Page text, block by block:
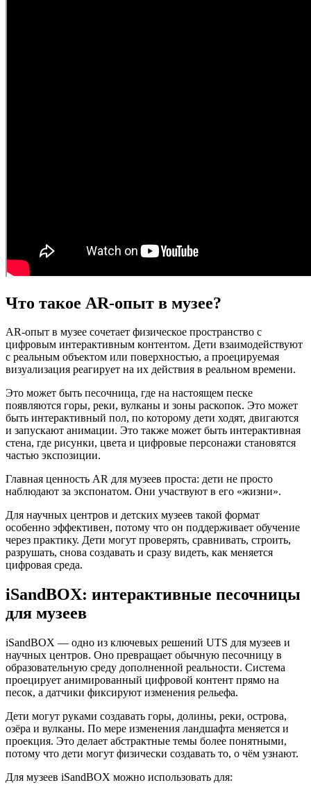
Что такое AR-опыт в музее?
AR-опыт в музее сочетает физическое пространство с
цифровым интерактивным контентом. Дети взаимодействуют
с реальным объектом или поверхностью, а проецируемая
визуализация реагирует на их действия в реальном времени.
Это может быть песочница, где на настоящем песке
появляются горы, реки, вулканы и зоны раскопок. Это может
быть интерактивный пол, по которому дети ходят, двигаются
и запускают анимации. Это также может быть интерактивная
стена, где рисунки, цвета и цифровые персонажи становятся
частью экспозиции.
Главная ценность AR для музеев проста: дети не просто
наблюдают за экспонатом. Они участвуют в его «жизни».
Для научных центров и детских музеев такой формат
особенно эффективен, потому что он поддерживает обучение
через практику. Дети могут проверять, сравнивать, строить,
разрушать, снова создавать и сразу видеть, как меняется
цифровая среда.
iSandBOX: интерактивные песочницы
для музеев
iSandBOX — одно из ключевых решений UTS для музеев и
научных центров. Оно превращает обычную песочницу в
образовательную среду дополненной реальности. Система
проецирует анимированный цифровой контент прямо на
песок, а датчики фиксируют изменения рельефа.
Дети могут руками создавать горы, долины, реки, острова,
озёра и вулканы. По мере изменения ландшафта меняется и
проекция. Это делает абстрактные темы более понятными,
потому что дети могут физически создавать то, о чём узнают.
Для музеев iSandBOX можно использовать для: